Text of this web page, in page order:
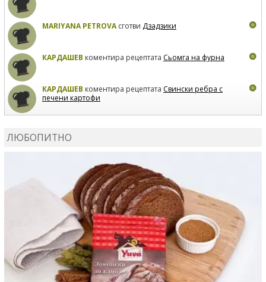
MARIYANA PETROVAсготви Дзадзики
КАРДАШЕВ коментира рецептата Сьомга на фурна
КАРДАШЕВ коментира рецептата Свински ребра с
печени картофи
ЛЮБОПИТНО